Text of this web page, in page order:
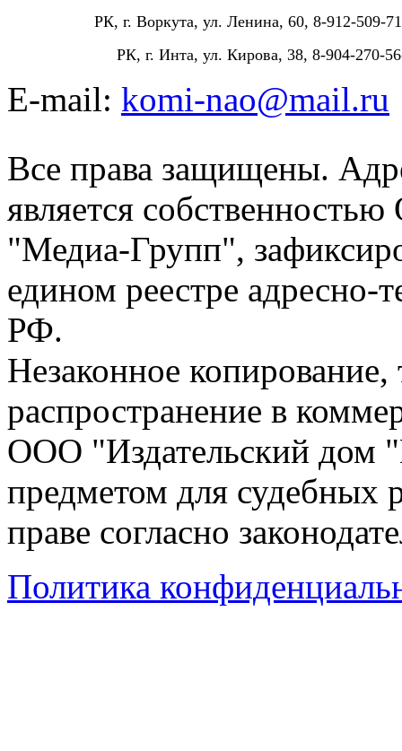
РК, г. Воркута, ул. Ленина, 60, 8-912-509-
РК, г. Инта, ул. Кирова, 38, 8-904-270-
E-mail: komi-nao@mail.ru
Все права защищены.
является
"Медиа-Групп",
едином реестре адресно-
РФ.
Незаконное
распространение в
ООО "Издательский дом
предметом для судебных
праве согласно
Политика